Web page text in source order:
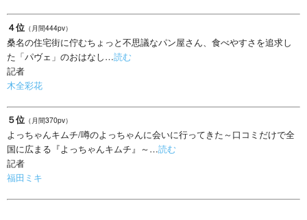
４位 （月間444pv）
桑名の住宅街に佇むちょっと不思議なパン屋さん、食べやすさを追求し
た「パヴェ」のおはなし…読む
記者
木全彩花
５位 （月間370pv）
よっちゃんキムチ/噂のよっちゃんに会いに行ってきた～口コミだけで全
国に広まる『よっちゃんキムチ』～…読む
記者
福田ミキ